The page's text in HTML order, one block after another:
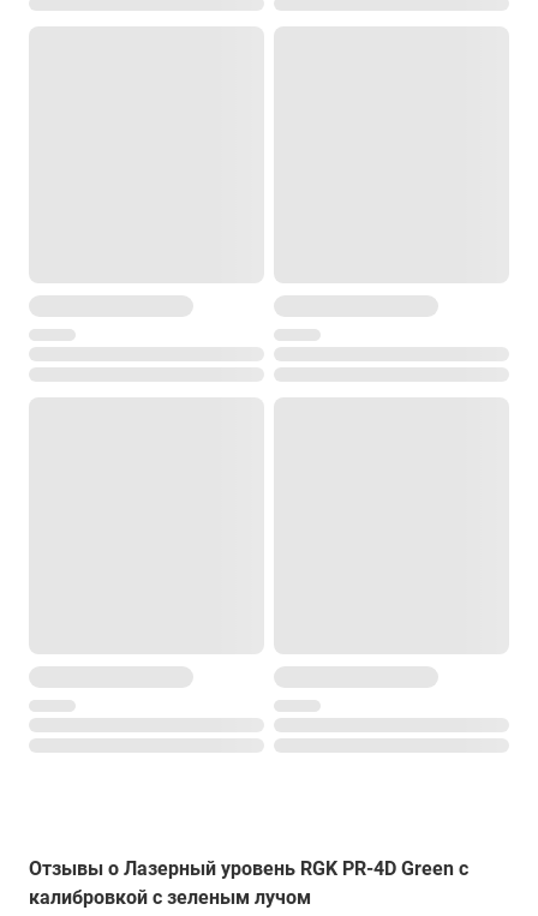
Отзывы о Лазерный уровень RGK PR-4D Green с
калибровкой с зеленым лучом